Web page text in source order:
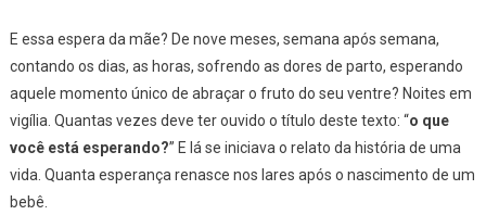
E essa espera da mãe? De nove meses, semana após semana,
contando os dias, as horas, sofrendo as dores de parto, esperando
aquele momento único de abraçar o fruto do seu ventre? Noites em
vigília. Quantas vezes deve ter ouvido o título deste texto: “o que
você está esperando?” E lá se iniciava o relato da história de uma
vida. Quanta esperança renasce nos lares após o nascimento de um
bebê.